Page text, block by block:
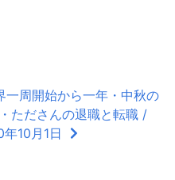
一周開始から一年・中秋の
たださんの退職と転職 /
10月1日